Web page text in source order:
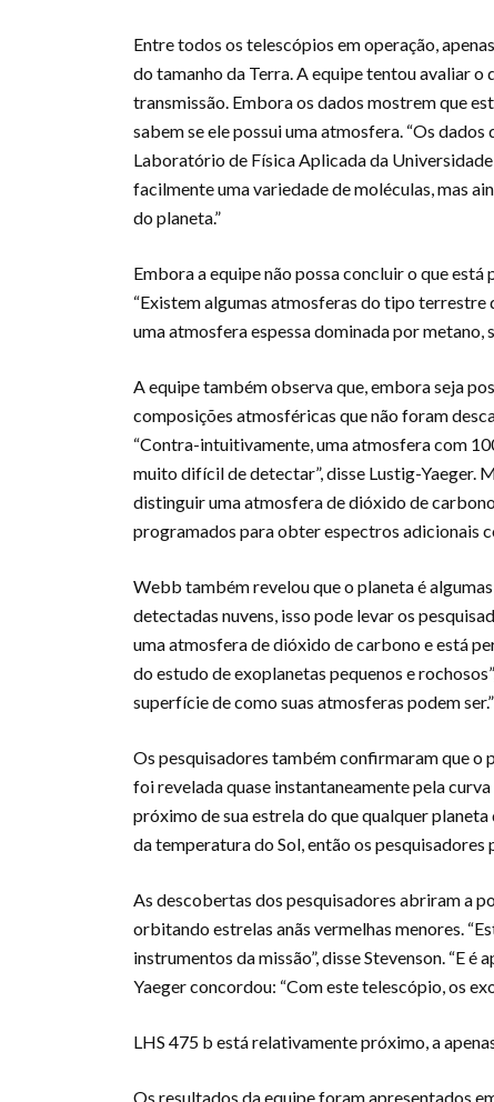
Entre todos os telescópios em operação,
do tamanho da Terra. A equipe tentou avaliar o
transmissão. Embora os dados mostrem que
sabem se ele possui uma atmosfera. “Os
Laboratório de Física Aplicada da
facilmente uma variedade de moléculas, mas
do planeta.”
Embora a equipe não possa concluir o que
“Existem algumas atmosferas do tipo terrestre
uma atmosfera espessa dominada por metano,
A equipe também observa que, embora seja
composições atmosféricas que não foram
“Contra-intuitivamente, uma atmosfera com
muito difícil de detectar”, disse Lustig-Yaeger.
distinguir uma atmosfera de dióxido de
programados para obter espectros adicionais
Webb também revelou que o planeta é
detectadas nuvens, isso pode levar os
uma atmosfera de dióxido de carbono e está
do estudo de exoplanetas pequenos e
superfície de como suas atmosferas podem ser.”
Os pesquisadores também confirmaram que o
foi revelada quase instantaneamente pela
próximo de sua estrela do que qualquer
da temperatura do Sol, então os
As descobertas dos pesquisadores abriram a
orbitando estrelas anãs vermelhas menores.
instrumentos da missão”, disse Stevenson. “E
Yaeger concordou: “Com este telescópio, os
LHS 475 b está relativamente próximo, a
Os resultados da equipe foram apresentados